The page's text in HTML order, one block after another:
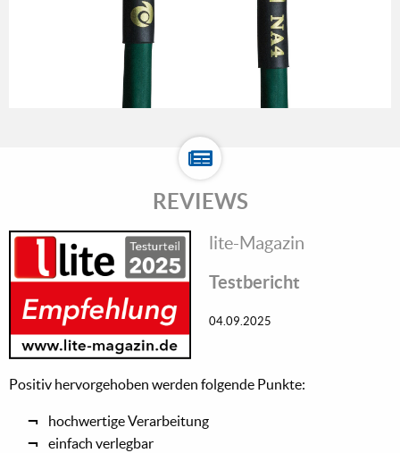
REVIEWS
lite-Magazin
Testbericht
04.09.2025
Positiv hervorgehoben werden folgende Punkte:
hochwertige Verarbeitung
einfach verlegbar